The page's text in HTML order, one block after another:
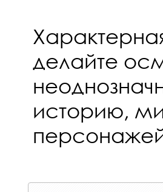
делайте
историю,